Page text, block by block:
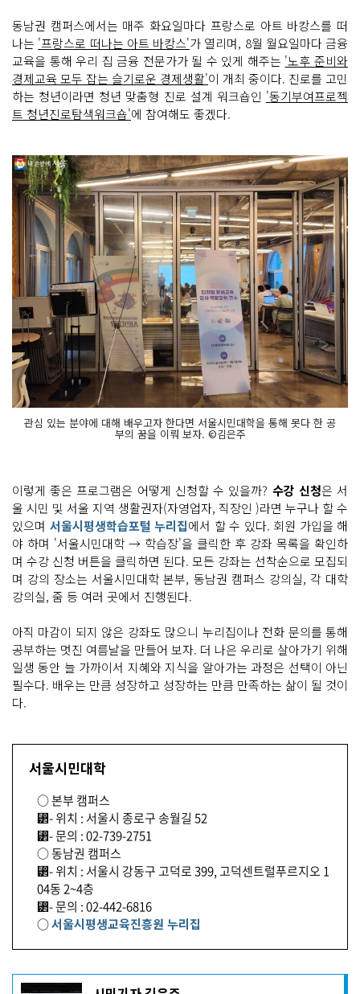
동남권 캠퍼스에서는 매주 화요일마다 프랑스로 아트 바캉스를 떠
나는 '프랑스로 떠나는 아트 바캉스'가 열리며, 8월 월요일마다 금융
교육을 통해 우리 집 금융 전문가가 될 수 있게 해주는 '노후 준비와
경제교육 모두 잡는 슬기로운 경제생활'이 개최 중이다. 진로를 고민
하는 청년이라면 청년 맞춤형 진로 설계 워크숍인 '동기부여프로젝
트 청년진로탐색워크숍'에 참여해도 좋겠다.
관심 있는 분야에 대해 배우고자 한다면 서울시민대학을 통해 못다 한 공
부의 꿈을 이뤄 보자. ©김은주
이렇게 좋은 프로그램은 어떻게 신청할 수 있을까? 수강 신청은 서
울 시민 및 서울 지역 생활권자(자영업자, 직장인 )라면 누구나 할 수
있으며 서울시평생학습포털 누리집에서 할 수 있다. 회원 가입을 해
야 하며 '서울시민대학 → 학습장'을 클릭한 후 강좌 목록을 확인하
며 수강 신청 버튼을 클릭하면 된다. 모든 강좌는 선착순으로 모집되
며 강의 장소는 서울시민대학 본부, 동남권 캠퍼스 강의실, 각 대학
강의실, 줌 등 여러 곳에서 진행된다.
아직 마감이 되지 않은 강좌도 많으니 누리집이나 전화 문의를 통해
공부하는 멋진 여름날을 만들어 보자. 더 나은 우리로 살아가기 위해
일생 동안 늘 가까이서 지혜와 지식을 알아가는 과정은 선택이 아닌
필수다. 배우는 만큼 성장하고 성장하는 만큼 만족하는 삶이 될 것이
다.
서울시민대학
○ 본부 캠퍼스
⁲- 위치 : 서울시 종로구 송월길 52
⁲- 문의 : 02-739-2751
○ 동남권 캠퍼스
⁲- 위치 : 서울시 강동구 고덕로 399, 고덕센트럴푸르지오 1
04동 2~4층
⁲- 문의 : 02-442-6816
○서울시평생교육진흥원 누리집
기